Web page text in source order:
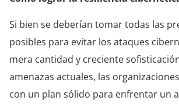
Si bien se deberían tomar todas las
posibles para evitar los ataques
mera cantidad y creciente
amenazas actuales, las
con un plan sólido para enfrentar un